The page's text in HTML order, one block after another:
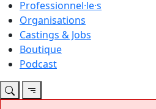
Professionnel·le·s
Organisations
Castings & Jobs
Boutique
Podcast